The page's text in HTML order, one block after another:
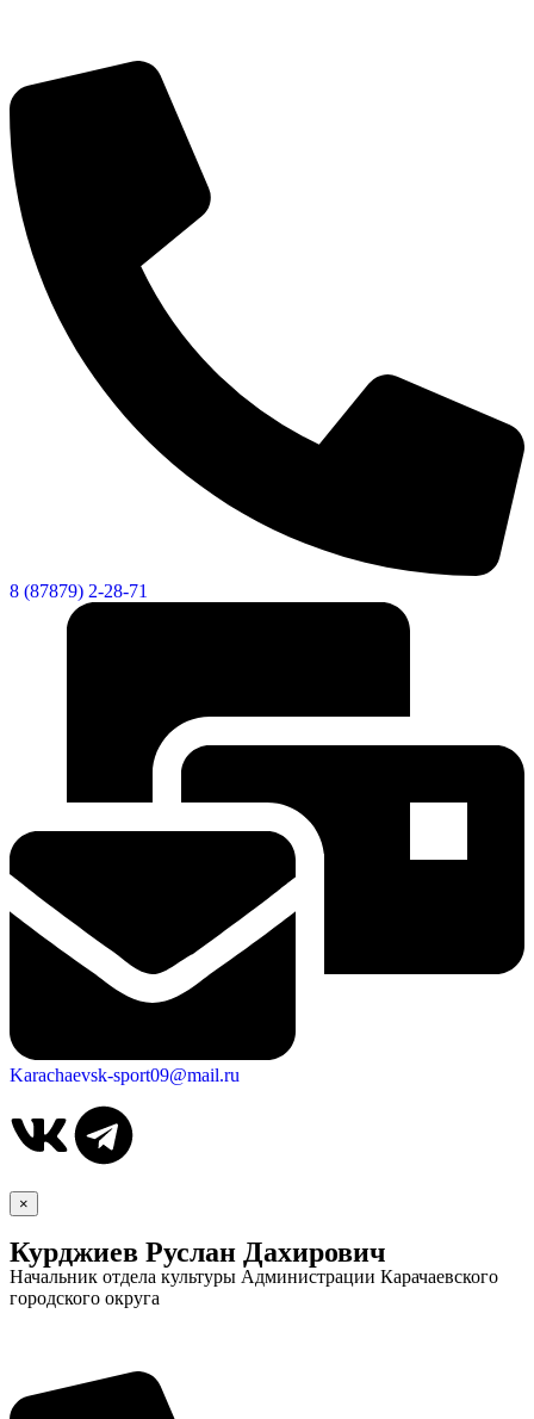
8 (87879) 2-28-71
Karachaevsk-sport09@mail.ru
×
Курджиев Руслан Дахирович
Начальник отдела культуры Администрации Карачаевского
городского округа